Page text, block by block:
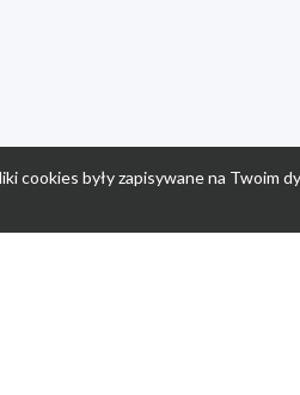
cookies były zapisywane na Twoim